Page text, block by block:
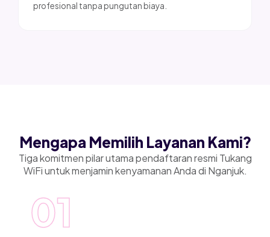
profesional tanpa pungutan biaya.
Mengapa Memilih Layanan Kami?
Tiga komitmen pilar utama pendaftaran resmi Tukang
WiFi untuk menjamin kenyamanan Anda di Nganjuk.
01